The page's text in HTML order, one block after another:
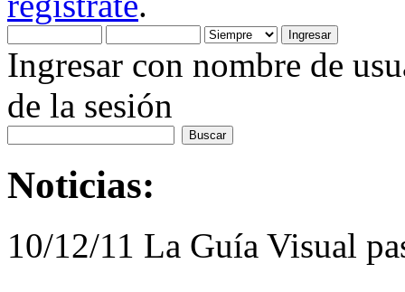
Ingresar con nombre de
de la sesión
Noticias:
10/12/11 La Guía Visual